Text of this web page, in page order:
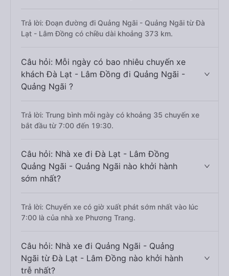
Trả lời: Đoạn đường đi Quảng Ngãi - Quảng Ngãi từ Đà
Lạt - Lâm Đồng có chiều dài khoảng 373 km.
Câu hỏi: Mỗi ngày có bao nhiêu chuyến xe
khách Đà Lạt - Lâm Đồng đi Quảng Ngãi -
Quảng Ngãi ?
Trả lời: Trung bình mỗi ngày có khoảng 35 chuyến xe
bắt đầu từ 7:00 đến 19:30.
Câu hỏi: Nhà xe đi Đà Lạt - Lâm Đồng
Quảng Ngãi - Quảng Ngãi nào khởi hành
sớm nhất?
Trả lời: Chuyến xe có giờ xuất phát sớm nhất vào lúc
7:00 là của nhà xe Phương Trang.
Câu hỏi: Nhà xe đi Quảng Ngãi - Quảng
Ngãi từ Đà Lạt - Lâm Đồng nào khởi hành
trễ nhất?